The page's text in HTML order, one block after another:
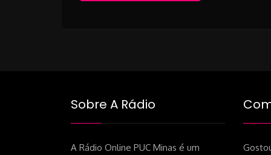
Sobre A Rádio
A Rádio Online PUC Minas é um